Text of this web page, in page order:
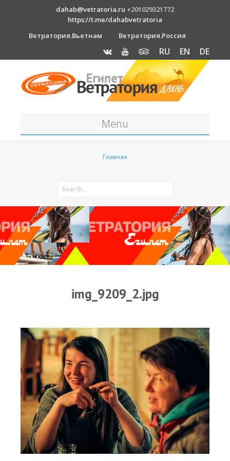
dahab@vetratoria.ru +201029321772
https://t.me/dahabvetratoria
Ветратория.Вьетнам
Ветратория.Россия
RU EN DE
Menu
Как к нам добраться?
Отель Canion
Прогноз погоды
Оборудование
Виртуальный тур Ганет Синай
ВиндСерфКидс
Новости
Медиа
Медиа архив
Фотки
Главная
img_9209_2.jpg